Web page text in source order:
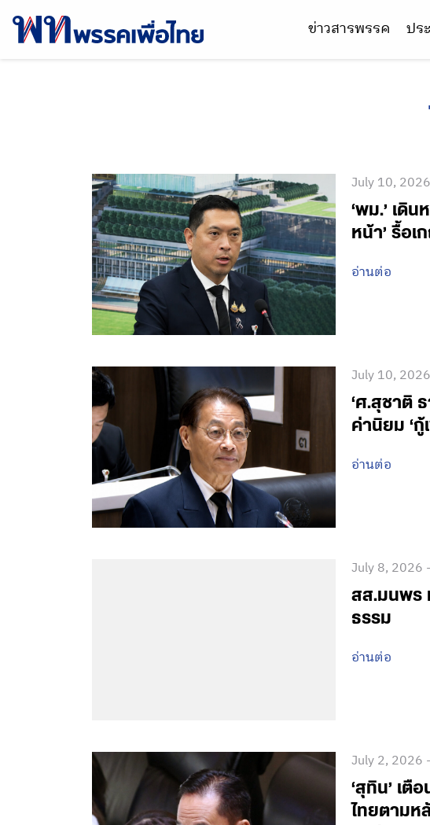
ข่าวสารพรรค ปร
July 10,
‘พม.’ เดิน
หน้า’ รื้อเ
อ่านต่อ
July 10,
‘ศ.สุชาติ
ค่านิยม ‘กู้
อ่านต่อ
July 8, 2026
สส.มนพร
ธรรม
อ่านต่อ
July 2, 2026
‘สุทิน’ เ
ไทยตามห